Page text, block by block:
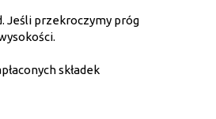
Jeśli przekroczymy próg
składek